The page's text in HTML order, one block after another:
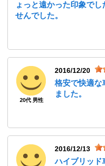
ょっと遠かった印象で
せんでした。
20代 男性
2016/12/20
格安で快適な
ました。
2016/12/13
ハイブリッド